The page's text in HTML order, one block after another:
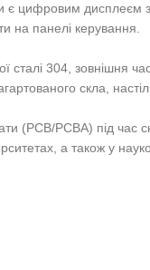
цифровим дисплеєм
на панелі керування.
сталі 304,
скла,
(PCB/PCBA) під
а також у